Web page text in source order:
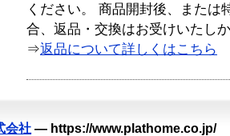
ください。 商品開封後、または
合、返品・交換はお受けいたし
⇒返品について詳しくはこちら
会社 — https://www.plathome.co.jp/